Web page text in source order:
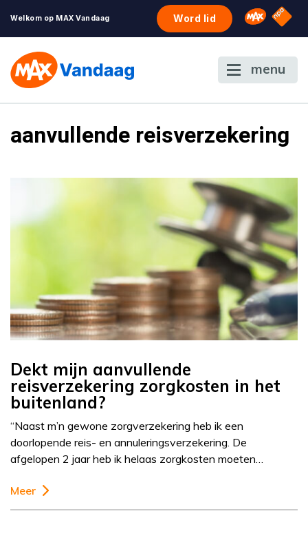
Welkom op MAX Vandaag Word lid Omroep
NPO
menu
aanvullende reisverzekering
Dekt mijn aanvullende
reisverzekering zorgkosten in het
buitenland?
“Naast m’n gewone zorgverzekering heb ik een
doorlopende reis- en annuleringsverzekering. De
afgelopen 2 jaar heb ik helaas zorgkosten moeten…
Meer